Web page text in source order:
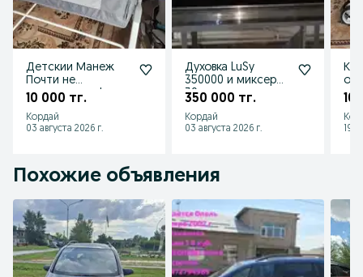
Детскии Манеж
Почти не
пользовались!
10 000 тг.
Кордай
03 августа 2026 г.
Духовка LuSy
350000 и миксер
30л
350 000 тг.
Кордай
03 августа 2026 г.
10
19
Похожие объявления